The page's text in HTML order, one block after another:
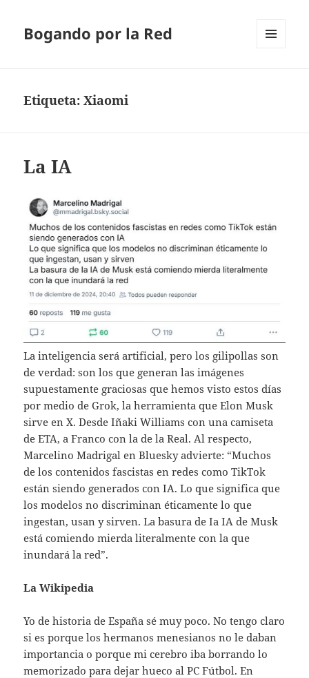
Bogando por la Red
Etiqueta:Xiaomi
La IA
La inteligencia será artificial, pero los gilipollas son
de verdad: son los que generan las imágenes
supuestamente graciosas que hemos visto estos días
por medio de Grok, la herramienta que Elon Musk
sirve en X. Desde Iñaki Williams con una camiseta
de ETA, a Franco con la de la Real. Al respecto,
Marcelino Madrigal en Bluesky advierte: “Muchos
de los contenidos fascistas en redes como TikTok
están siendo generados con IA. Lo que significa que
los modelos no discriminan éticamente lo que
ingestan, usan y sirven. La basura de Ia IA de Musk
está comiendo mierda literalmente con la que
inundará la red”.
La Wikipedia
Yo de historia de España sé muy poco. No tengo claro
si es porque los hermanos menesianos no le daban
importancia o porque mi cerebro iba borrando lo
memorizado para dejar hueco al PC Fútbol. En